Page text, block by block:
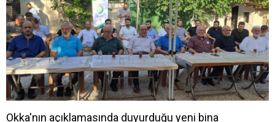
Okka'nın açıklamasında duyurduğu yeni bina